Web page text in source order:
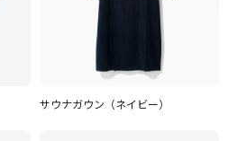
サウナガウン（ネイビー）